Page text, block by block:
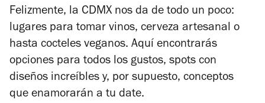
Felizmente, la CDMX nos da de todo un poco:
lugares para tomar vinos, cerveza artesanal o
hasta cocteles veganos. Aquí encontrarás
opciones para todos los gustos, spots con
diseños increíbles y, por supuesto, conceptos
que enamorarán a tu date.